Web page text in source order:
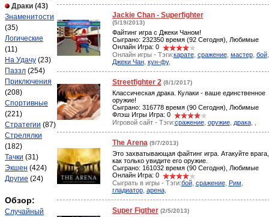
Драки (43)
Знаменитости
(35)
Логические
(11)
На Удачу (23)
Паззл (254)
Приключения
(208)
Спортивные
(221)
Стратегии (87)
Стрелялки
(182)
Тачки (31)
Экшен (424)
Другие (24)
Обзор:
Случайный
Jackie Chan - Superfighter
(5/19/2013)
Файтинг игра с Джеки Чаном!
Сыграно: 232350 время (92 Сегодня), Любимые
Онлайн Игра: 0
Онлайн игры - Тэги:карате, сражение, мастер, бой,
Джеки Чан, кун-фу,
Streetfighter 2 (8/1/2017)
Классическая драка. Кулаки - ваше единственное
оружие!
Сыграно: 316778 время (90 Сегодня), Любимые
Флэш Игры Игра: 0
Игровой сайт - Тэги:сражение, оружие, драка,
The Arena (9/7/2013)
Это захватывающая файтинг игра. Атакуйте врага,
как только увидите его оружие.
Сыграно: 161032 время (90 Сегодня), Любимые
Онлайн Игра: 0
Сыграть в игры - Тэги:бой, сражение, Рим
гладиатор, арена,
Super Figther (2/5/2013)